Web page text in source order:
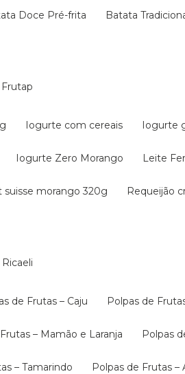
Doce Pré-frita Batata
Frutap
Iogurte com cereais Iogurte
Iogurte Zero Morango Leite
suisse morango 320g Requeijão
Ricaeli
de Frutas – Caju Polpas de
Frutas – Mamão e Laranja Polpas
– Tamarindo Polpas de Frutas